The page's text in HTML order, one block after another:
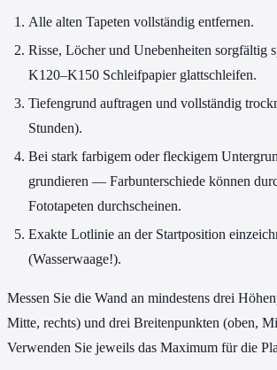
Alle alten Tapeten vollständig entfernen.
Risse, Löcher und Unebenheiten sorgfältig
K120–K150 Schleifpapier glattschleifen.
Tiefengrund auftragen und vollständig
Stunden).
Bei stark farbigem oder fleckigem
grundieren — Farbunterschiede können
Fototapeten durchscheinen.
Exakte Lotlinie an der Startposition
(Wasserwaage!).
Messen Sie die Wand an mindestens drei
Mitte, rechts) und drei Breitenpunkten (oben,
Verwenden Sie jeweils das Maximum für die